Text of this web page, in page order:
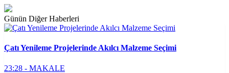
Günün Diğer Haberleri
Çatı Yenileme Projelerinde Akılcı Malzeme Seçimi
23:28 - MAKALE